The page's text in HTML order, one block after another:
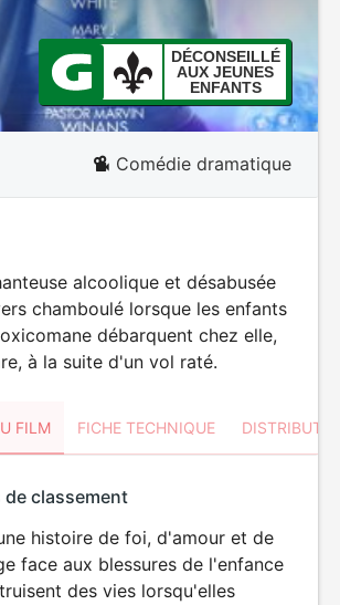
DÉCONSEILLÉ
AUX JEUNES
ENFANTS
Comédie dramatique
alcoolique et désabusée
chamboulé lorsque les enfants
débarquent chez elle,
à la suite d'un vol raté.
FILM FICHE TECHNIQUE
DÉCONSEILLÉ
AUX JEUNES
ENFANTS
classement
histoire de foi, d'amour et de
face aux blessures de l'enfance
des vies lorsqu'elles